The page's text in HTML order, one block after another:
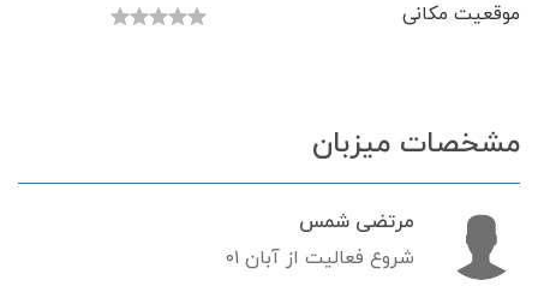
موقعیت مکانی
مشخصات میزبان
مرتضی شمس
شروع فعالیت از آبان ۰۱